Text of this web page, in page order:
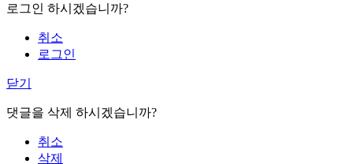
로그인 하시겠습니까?
취소
로그인
닫기
댓글을 삭제 하시겠습니까?
취소
삭제